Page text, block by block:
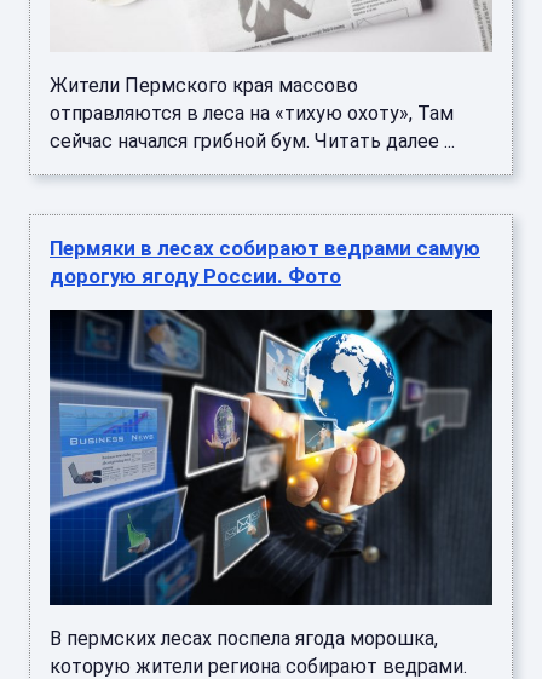
Жители Пермского края массово
отправляются в леса на «тихую охоту», Там
сейчас начался грибной бум. Читать далее ...
Пермяки в лесах собирают ведрами самую
дорогую ягоду России. Фото
В пермских лесах поспела ягода морошка,
которую жители региона собирают ведрами.